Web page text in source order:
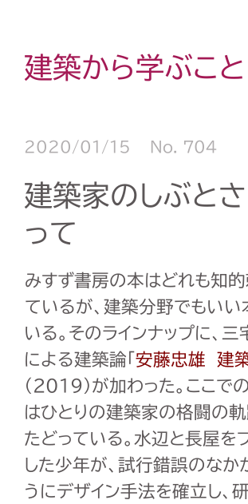
建築から学ぶこと
2020/01/15 No. 704
建築家のしぶと
って
みすず書房の本はどれも知
ているが、建築分野でもいい
いる。そのラインナップに、
による建築論「安藤忠雄 建築
（2019）が加わった。ここで
はひとりの建築家の格闘の
たどっている。水辺と長屋を
した少年が、試行錯誤のなか
うにデザイン手法を確立し、